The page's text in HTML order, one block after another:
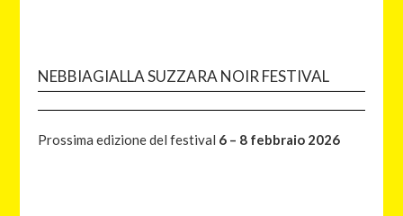
NEBBIAGIALLA SUZZARA NOIR FESTIVAL
Prossima edizione del festival 6 – 8 febbraio 2026